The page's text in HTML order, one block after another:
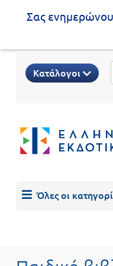
Σας
ενήλικες
εκπαίδευση
Βιβλία
νηπιαγωγείου
Ελληνίζειν
Κατάλογοι
Όλες οι